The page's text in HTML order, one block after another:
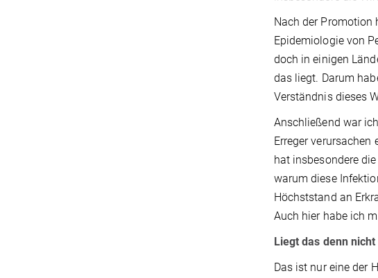
Nach der Promotion
Epidemiologie von
doch in einigen
das liegt. Darum
Verständnis dieses
Anschließend war
Erreger
hat insbesondere
warum diese
Höchststand an
Auch hier habe ich
Liegt das denn
Das ist nur eine der